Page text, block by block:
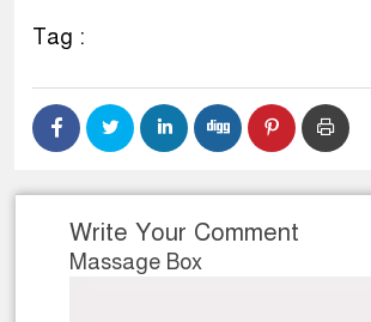
Tag :
Write Your Comment
Massage Box